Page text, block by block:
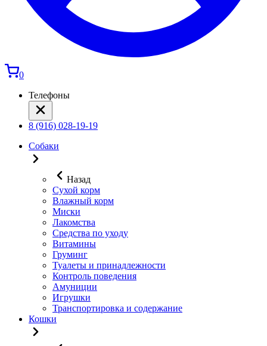
0
Телефоны
8 (916) 028-19-19
Собаки
Назад
Сухой корм
Влажный корм
Миски
Лакомства
Средства по уходу
Витамины
Груминг
Туалеты и принадлежности
Контроль поведения
Амуниции
Игрушки
Транспортировка и содержание
Кошки